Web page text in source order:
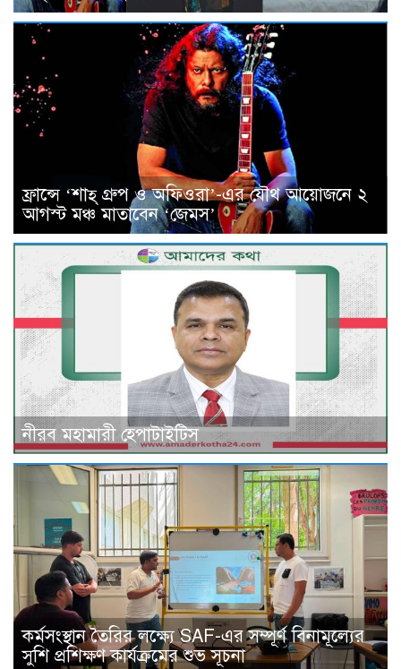
ফ্রান্সে ‘শাহ্ গ্রুপ ও অফিওরা’-এর যৌথ আয়োজনে ২
আগস্ট মঞ্চ মাতাবেন ‘জেমস’
নীরব মহামারী হেপাটাইটিস
কর্মসংস্থান তৈরির লক্ষ্যে SAF-এর সম্পূর্ণ বিনামূল্যের
সুশি প্রশিক্ষণ কার্যক্রমের শুভ সূচনা